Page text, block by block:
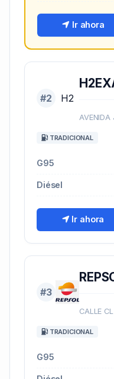
Ir ahora
#2 H2
TRADICIONAL
G95
Diésel
Ir ahora
#3
CALLE
TRADICIONAL
G95